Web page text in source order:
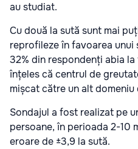
au studiat.
Cu două la sută sunt mai
reprofileze în favoarea unui
32% din respondenți abia
înțeles că centrul de
mișcat către un alt
Sondajul a fost realizat pe
persoane, în perioada 2-10
eroare de ±3,9 la sută.